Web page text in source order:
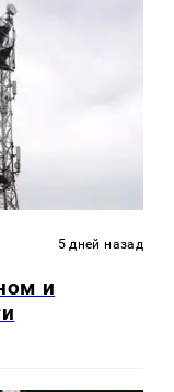
5 дней назад
и